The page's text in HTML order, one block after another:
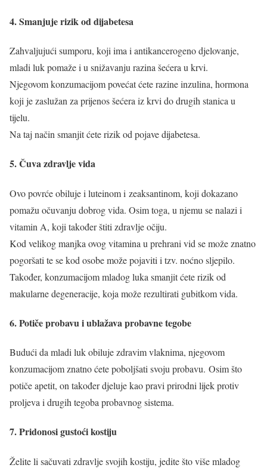
4. Smanjuje rizik od dijabetesa
Zahvaljujući sumporu, koji ima i antikancerogeno djelovanje,
mladi luk pomaže i u snižavanju razina šećera u krvi.
Njegovom konzumacijom povećat ćete razine inzulina, hormona
koji je zaslužan za prijenos šećera iz krvi do drugih stanica u
tijelu.
Na taj način smanjit ćete rizik od pojave dijabetesa.
5. Čuva zdravlje vida
Ovo povrće obiluje i luteinom i zeaksantinom, koji dokazano
pomažu očuvanju dobrog vida. Osim toga, u njemu se nalazi i
vitamin A, koji također štiti zdravlje očiju.
Kod velikog manjka ovog vitamina u prehrani vid se može znatno
pogoršati te se kod osobe može pojaviti i tzv. noćno sljepilo.
Također, konzumacijom mladog luka smanjit ćete rizik od
makularne degeneracije, koja može rezultirati gubitkom vida.
6. Potiče probavu i ublažava probavne tegobe
Budući da mladi luk obiluje zdravim vlaknima, njegovom
konzumacijom znatno ćete poboljšati svoju probavu. Osim što
potiče apetit, on također djeluje kao pravi prirodni lijek protiv
proljeva i drugih tegoba probavnog sistema.
7. Pridonosi gustoći kostiju
Želite li sačuvati zdravlje svojih kostiju, jedite što više mladog